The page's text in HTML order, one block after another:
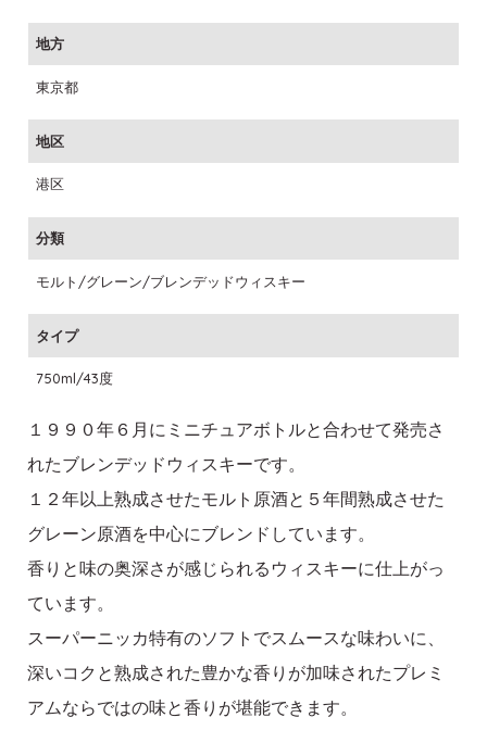
地方
東京都
地区
港区
分類
モルト/グレーン/ブレンデッドウィスキー
タイプ
750ml/43度
１９９０年６月にミニチュアボトルと合わせて発売さ
れたブレンデッドウィスキーです。
１２年以上熟成させたモルト原酒と５年間熟成させた
グレーン原酒を中心にブレンドしています。
香りと味の奥深さが感じられるウィスキーに仕上がっ
ています。
スーパーニッカ特有のソフトでスムースな味わいに、
深いコクと熟成された豊かな香りが加味されたプレミ
アムならではの味と香りが堪能できます。